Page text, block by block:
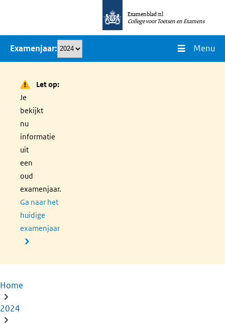
naar
inhoud
Examenblad.nl
College voor Toetsen en Examens
Examenjaar Menu
Let op:
Je
bekijkt
nu
informatie
uit
een
oud
examenjaar.
Ga naar het
huidige
examenjaar
Kruimelpad
Home
2024